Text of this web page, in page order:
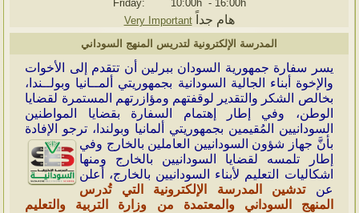
Friday: 10:00h - 16:00h
Very Important
هام جداً
المدرسة الإلكترونية لتدريس المنهج السوداني
يسر سفارة جمهورية السودان ببرلين أن تتقدم إلى الأخوات
والإخوة أبناء الجالية السودانية بجمهوريتي ألمــانيا وبولــندا،
بخالص الشكر والتقدير لوقفتهم ومؤازرتهم المستمرة لقضايا
الوطن، وفي إطار إهتمام السفارة بقضايا المواطنين
السودانيين المُقيمين بجمهوريتي ألمانيا وبولندا، ترجو الإفادة
بأنَّ جهاز شؤون السودانيين العاملين بالخارج وفي
إطار تلمسه لقضايا السودانيين بالخارج ومنها
اشكاليات التعليم لأبناء السودانيين بالخارج، أعلن
عنتدشين المدرسة الإلكترونية التي تُدرس
المنهج السوداني والمعتمدة من وزارة التربية والتعليم